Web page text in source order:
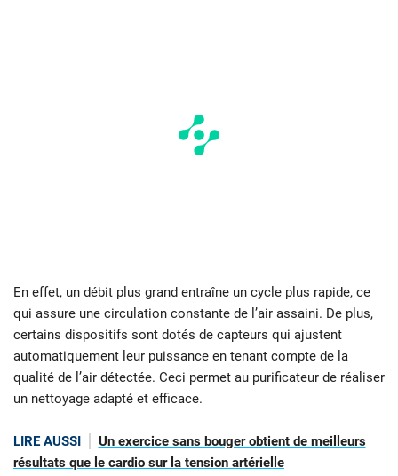
En effet, un débit plus grand entraîne un cycle plus rapide, ce
qui assure une circulation constante de l’air assaini. De plus,
certains dispositifs sont dotés de capteurs qui ajustent
automatiquement leur puissance en tenant compte de la
qualité de l’air détectée. Ceci permet au purificateur de réaliser
un nettoyage adapté et efficace.
LIRE AUSSI
Un exercice sans bouger obtient de meilleurs
résultats que le cardio sur la tension artérielle